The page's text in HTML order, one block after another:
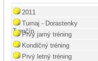
2011
Turnaj - Dorastenky
Trenčín
Prvý jarný tréning
Kondičný tréning
Prvý letný tréning